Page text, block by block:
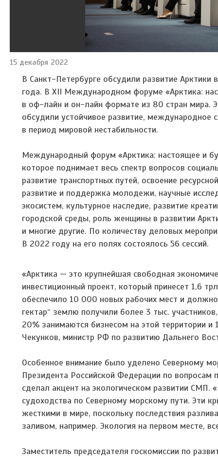
15 декабря 2022
В Санкт-Петербурге обсудили развитие Арктики
года. В XII Международном форуме «Арктика:
в оф-лайн и он-лайн формате из 80 стран мира.
обсудили устойчивое развитие, международное
в период мировой нестабильности.
Международный форум «Арктика: настоящее и
которое поднимает весь спектр вопросов
развитие транспортных путей, освоение
развитие и поддержка молодежи, научные
экосистем, культурное наследие, развитие
городской среды, роль женщины в развитии
и многие другие. По количеству деловых
В 2022 году на его полях состоялось 56 сессий.
«Арктика — это крупнейшая свободная
инвестиционный проект, который принесет 1,6
обеспечило 10 000 новых рабочих мест и
гектар“ землю получили более 3 тыс.
20% занимаются бизнесом на этой территории
Чекунков, министр РФ по развитию Дальнего
Особенное внимание было уделено Северному
Президента Российской Федерации по вопросам
сделал акцент на экологическом развитии
судоходства по Северному морскому пути. Эти
жесткими в мире, поскольку последствия
заливом, например. Экология на первом месте,
Заместитель председателя госкомиссии по